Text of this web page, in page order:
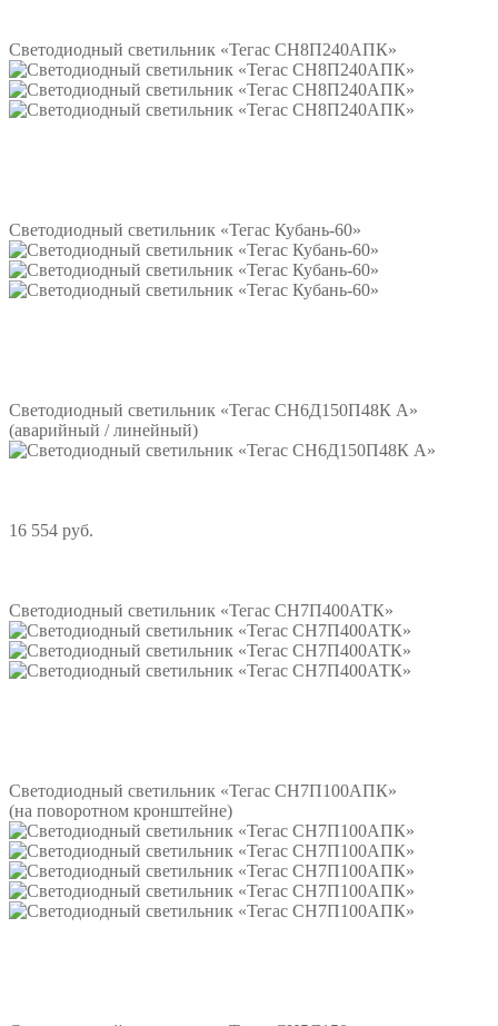
Светодиодный светильник «Тегас СН8П240АПК»
Светодиодный светильник «Тегас Кубань-60»
Светодиодный светильник «Тегас СН6Д150П48К А»
(аварийный / линейный)
16 554 руб.
Светодиодный светильник «Тегас СН7П400АТК»
Светодиодный светильник «Тегас СН7П100АПК»
(на поворотном кронштейне)